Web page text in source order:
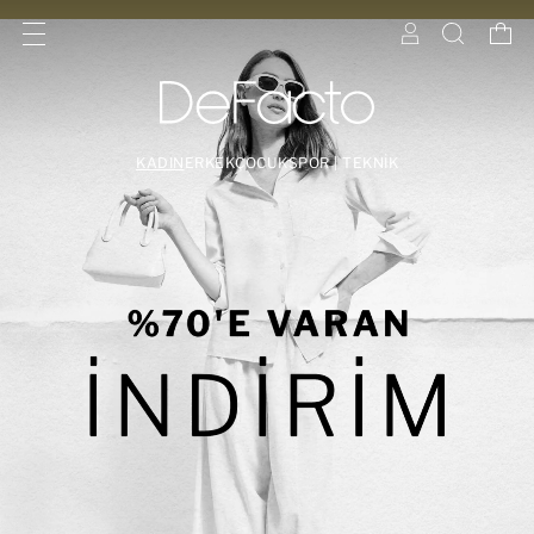
KADIN ERKEKÇOCUKSPOR | TEKNİK